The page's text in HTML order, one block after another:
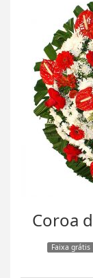
Coroa
Faixa grátis